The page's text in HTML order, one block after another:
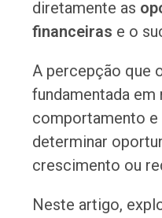
diretamente as
financeiras e o
A percepção que
fundamentada em
comportamento e
determinar
crescimento ou
Neste artigo,